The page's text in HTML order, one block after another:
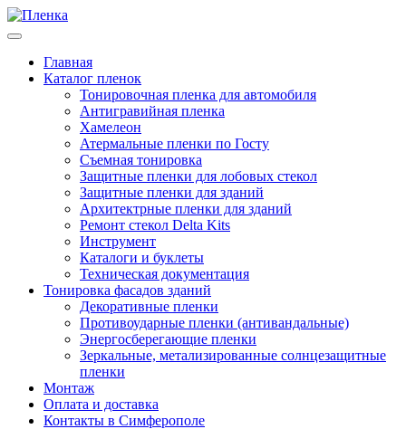
Главная
Каталог пленок
Тонировочная пленка для автомобиля
Антигравийная пленка
Хамелеон
Атермальные пленки по Госту
Съемная тонировка
Защитные пленки для лобовых стекол
Защитные пленки для зданий
Архитектрные пленки для зданий
Ремонт стекол Delta Kits
Инструмент
Каталоги и буклеты
Техническая документация
Тонировка фасадов зданий
Декоративные пленки
Противоударные пленки (антивандальные)
Энергосберегающие пленки
Зеркальные, метализированные солнцезащитные
пленки
Монтаж
Оплата и доставка
Контакты в Симферополе